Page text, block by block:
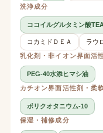
洗浄成分
ココイルグルタミン酸
コカミドＤＥＡ
ラウ
乳化剤・非イオン界面活
PEG-40水添ヒマシ油
カチオン界面活性剤・柔
ポリクオタニウム-10
保湿・補修成分